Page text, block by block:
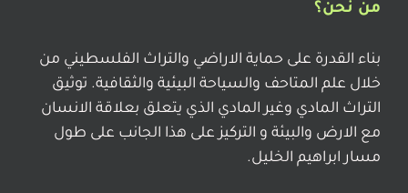
من نحن؟
بناء القدرة على حماية الاراضي والتراث الفلسطيني من
خلال علم المتاحف والسياحة البيئية والثقافية. توثيق
التراث المادي وغير المادي الذي يتعلق بعلاقة الانسان
مع الارض والبيئة و التركيز على هذا الجانب على طول
مسار ابراهيم الخليل.